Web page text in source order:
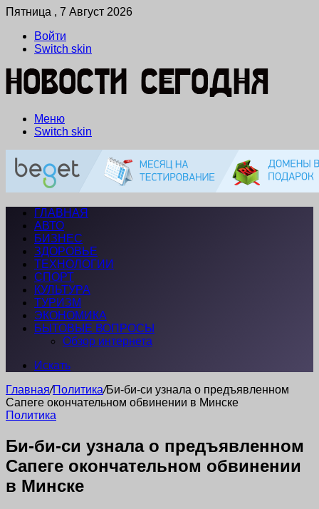
Пятница , 7 Август 2026
Войти
Switch skin
Меню
Switch skin
ГЛАВНАЯ
АВТО
БИЗНЕС
ЗДОРОВЬЕ
ТЕХНОЛОГИИ
СПОРТ
КУЛЬТУРА
ТУРИЗМ
ЭКОНОМИКА
БЫТОВЫЕ ВОПРОСЫ
Обзор интернета
Искать
Главная/Политика/Би-би-си узнала о предъявленном
Сапеге окончательном обвинении в Минске
Политика
Би-би-си узнала о предъявленном
Сапеге окончательном обвинении
в Минске